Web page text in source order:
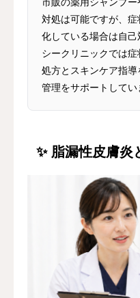
市販の薬用シャンプ
対処は可能ですが、
化している場合は自
シークリニックでは
処方とスキンケア指
管理をサポートしてい
✨ 脂漏性皮膚炎